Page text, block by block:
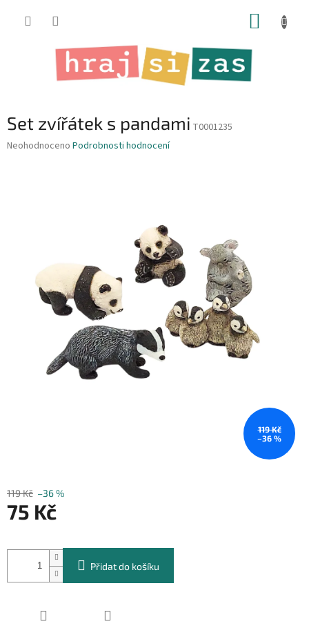
Set zvířátek s pandami T0001235
Průměrné
Neohodnoceno Podrobnosti hodnocení
119 Kč
–36 %
119 Kč –36 %
75 Kč
cena:
Přidat do košíku